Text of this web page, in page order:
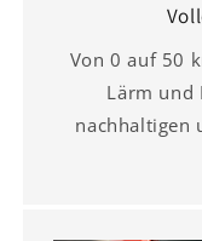
Von 0 auf 50
Lärm und
nachhaltigen